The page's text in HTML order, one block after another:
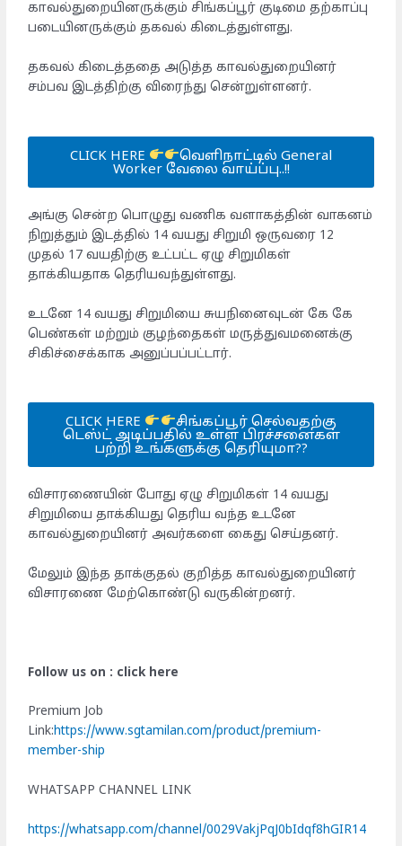
காவல்துறையினருக்கும் சிங்கப்பூர் குடிமை தற்காப்பு
படையினருக்கும் தகவல் கிடைத்துள்ளது.
தகவல் கிடைத்ததை அடுத்த காவல்துறையினர்
சம்பவ இடத்திற்கு விரைந்து சென்றுள்ளனர்.
CLICK HERE வெளிநாட்டில் General
Worker வேலை வாய்ப்பு..!!
அங்கு சென்ற பொழுது வணிக வளாகத்தின் வாகனம்
நிறுத்தும் இடத்தில் 14 வயது சிறுமி ஒருவரை 12
முதல் 17 வயதிற்கு உட்பட்ட ஏழு சிறுமிகள்
தாக்கியதாக தெரியவந்துள்ளது.
உடனே 14 வயது சிறுமியை சுயநினைவுடன் கே கே
பெண்கள் மற்றும் குழந்தைகள் மருத்துவமனைக்கு
சிகிச்சைக்காக அனுப்பப்பட்டார்.
CLICK HERE சிங்கப்பூர் செல்வதற்கு
டெஸ்ட் அடிப்பதில் உள்ள பிரச்சனைகள்
பற்றி உங்களுக்கு தெரியுமா??
விசாரணையின் போது ஏழு சிறுமிகள் 14 வயது
சிறுமியை தாக்கியது தெரிய வந்த உடனே
காவல்துறையினர் அவர்களை கைது செய்தனர்.
மேலும் இந்த தாக்குதல் குறித்த காவல்துறையினர்
விசாரணை மேற்கொண்டு வருகின்றனர்.
Follow us on : click here
Premium Job
Link:https://www.sgtamilan.com/product/premium-
member-ship
WHATSAPP CHANNEL LINK
https://whatsapp.com/channel/0029VakjPqJ0bIdqf8hGIR14